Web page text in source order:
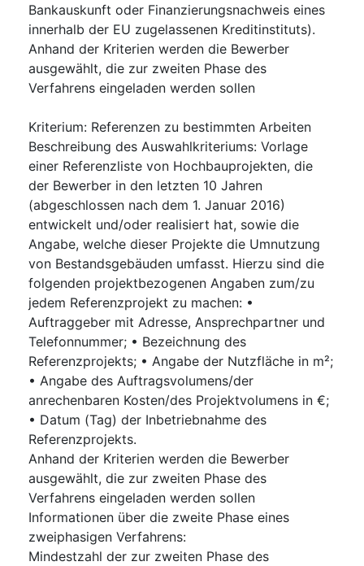
Bankauskunft oder Finanzierungsnachweis eines
innerhalb der EU zugelassenen Kreditinstituts).
Anhand der Kriterien werden die Bewerber
ausgewählt, die zur zweiten Phase des
Verfahrens eingeladen werden sollen
Kriterium: Referenzen zu bestimmten Arbeiten
Beschreibung des Auswahlkriteriums: Vorlage
einer Referenzliste von Hochbauprojekten, die
der Bewerber in den letzten 10 Jahren
(abgeschlossen nach dem 1. Januar 2016)
entwickelt und/oder realisiert hat, sowie die
Angabe, welche dieser Projekte die Umnutzung
von Bestandsgebäuden umfasst. Hierzu sind die
folgenden projektbezogenen Angaben zum/zu
jedem Referenzprojekt zu machen: •
Auftraggeber mit Adresse, Ansprechpartner und
Telefonnummer; • Bezeichnung des
Referenzprojekts; • Angabe der Nutzfläche in m²;
• Angabe des Auftragsvolumens/der
anrechenbaren Kosten/des Projektvolumens in €;
• Datum (Tag) der Inbetriebnahme des
Referenzprojekts.
Anhand der Kriterien werden die Bewerber
ausgewählt, die zur zweiten Phase des
Verfahrens eingeladen werden sollen
Informationen über die zweite Phase eines
zweiphasigen Verfahrens:
Mindestzahl der zur zweiten Phase des